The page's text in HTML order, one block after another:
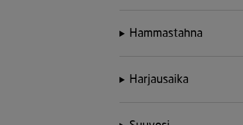
Hammastahna
Harjausaika